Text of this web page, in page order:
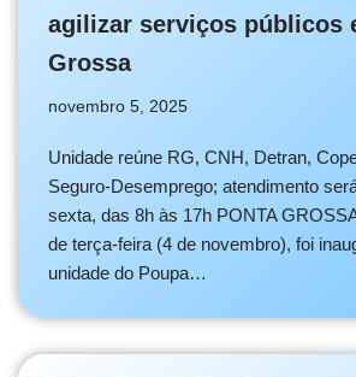
agilizar serviços públicos
Grossa
novembro 5, 2025
Unidade reúne RG, CNH, Detran,
Seguro-Desemprego; atendimento
sexta, das 8h às 17h PONTA
de terça-feira (4 de novembro), foi
unidade do Poupa…